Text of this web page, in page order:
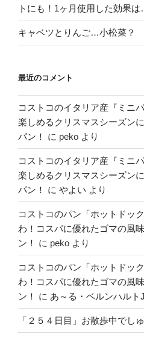
トにも！1ヶ月使用した効果
キャベツとりんご…小松菜？
最近のコメント
コストコのイタリア産『ミニ
楽しめるクリスマスシーズン
パン！
に peko より
コストコのイタリア産『ミニ
楽しめるクリスマスシーズン
パン！
に やよい より
コストコのパン「ホットドッ
わ！コスパに優れたゴマの風
ン！
に peko より
コストコのパン「ホットドッ
わ！コスパに優れたゴマの風
ン！
に あ～る・ベルンハルト
「２５４日目」お散歩中でしゅ